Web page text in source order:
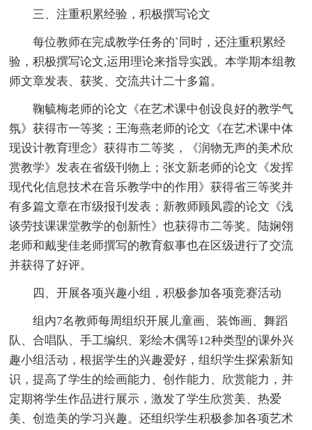
三、注重积累经验，积极撰写论文
每位教师在完成教学任务的`同时，还注重积累经
验，积极撰写论文,运用理论来指导实践。本学期本组教
师文章发表、获奖、交流共计二十多篇。
鞠毓梅老师的论文《在艺术课中创设良好的教学气
氛》获得市一等奖；王海燕老师的论文《在艺术课中体
现设计教育理念》获得市二等奖，《润物无声的美术欣
赏教学》发表在省级刊物上；张文新老师的论文《发挥
现代化信息技术在音乐教学中的作用》获得省三等奖并
有多篇文章在市级报刊发表；新教师顾凤霞的论文《浅
谈劳技课课堂教学的创新性》也获得市二等奖。陆娴翎
老师和戴斐佳老师撰写的教育叙事也在区级进行了交流
并获得了好评。
四、开展各项兴趣小组，积极参加各项竞赛活动
组内7名教师每周组织开展儿童画、装饰画、舞蹈
队、合唱队、手工编织、彩绘木偶等12种类型的课外兴
趣小组活动，根据学生的兴趣爱好，组织学生探索新知
识，提高了学生的绘画能力、创作能力、欣赏能力，并
定期将学生作品进行展示，激发了学生欣赏美、热爱
美、创造美的学习兴趣。还组织学生积极参加各项艺术